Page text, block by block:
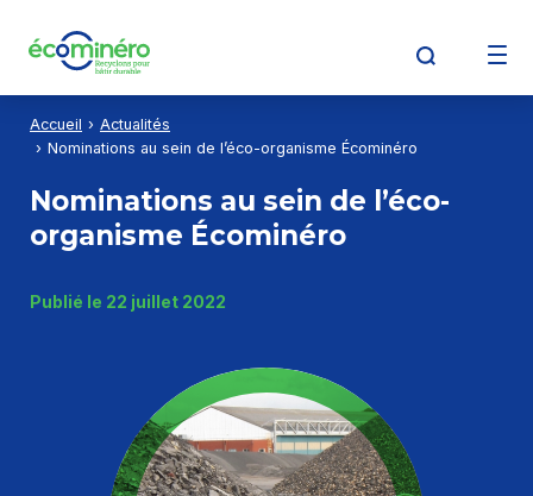
Découvrir Écominéro
Producteurs
Détenteurs de déchets
Accueil
Actualités
Nominations au sein de l’éco-organisme Écominéro
Nominations au sein de l’éco-
organisme Écominéro
Publié le 22 juillet 2022